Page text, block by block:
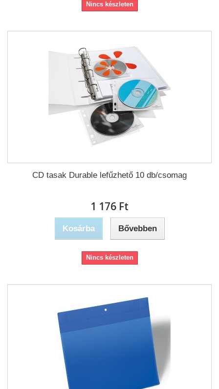
Nincs készleten
CD tasak Durable lefűzhető 10 db/csomag
1 176 Ft‎
Kosárba Bővebben
Nincs készleten